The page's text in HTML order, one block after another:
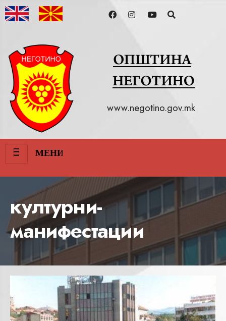
www.negotino.gov.mk
МЕНИ
III
културни-
манифестации